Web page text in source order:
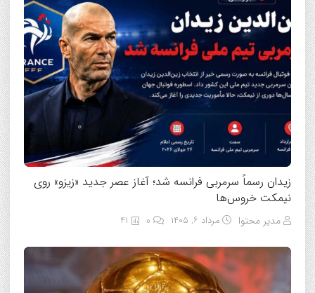
زیدان رسماً سرمربی فرانسه شد؛ آغاز عصر جدید «زیزو» روی
نیمکت خروس‌ها
مدیر محتوا مرداد ۶, ۱۴۰۵ 41